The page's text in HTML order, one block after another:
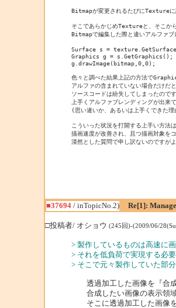
Bitmapが変更されるたびにTextureに
そこであらかじめTextureと、そこか
Bitmapで編集した際と違いアルファ
Surface s =
Graphics g = s.GetGraphics();
g.drawImage(bitmap,0,0);
色々と調べた結果上記の方法で
アルファの含まれていない場合だけだ
ソースコードは紛失してしまったの
上手くアルファブレンディングが出来
(思い違いか、あるいは上手くできた
こういった状況を打開する上手い方法
描画速度が改善され、且つ描画対象を
漠然とした質問で申し訳ないのですが
■37694/ inTopicNo.2)
Re[1]:
□投稿者/ オショウ (245回)-(2009/06/
> 製作しているものは高速に
> それを低負荷で実現する必要
> そこで元々製作していた部
透過加工した画像を『合成
合成したい画像の表示領域
そこに透過加工した画像を